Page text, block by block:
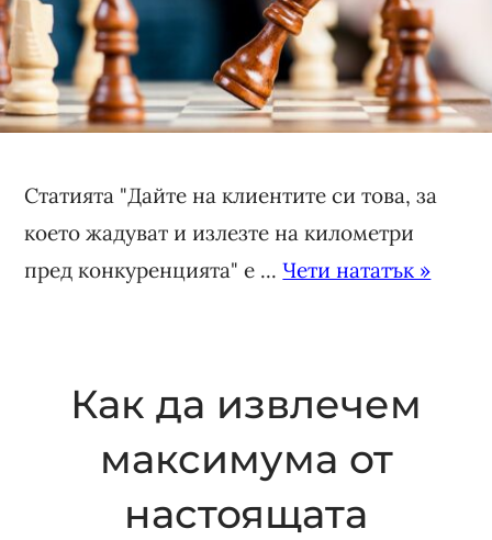
Статията "Дайте на клиентите си това, за
което жадуват и излезте на километри
пред конкуренцията" е ...Чети нататък »
Как да извлечем
максимума от
настоящата